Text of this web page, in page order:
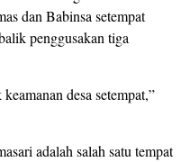
dan Babinsa setempat
penggusakan tiga
desa setempat,”
adalah salah satu tempat